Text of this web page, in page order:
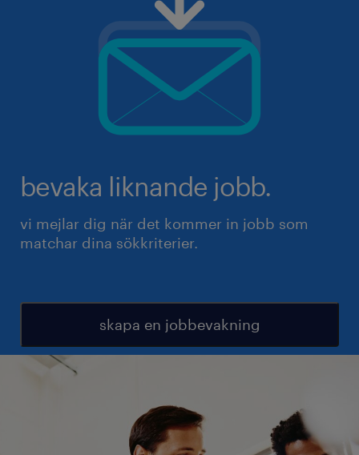
bevaka liknande jobb.
vi mejlar dig när det kommer in jobb som
matchar dina sökkriterier.
skapa en jobbevakning